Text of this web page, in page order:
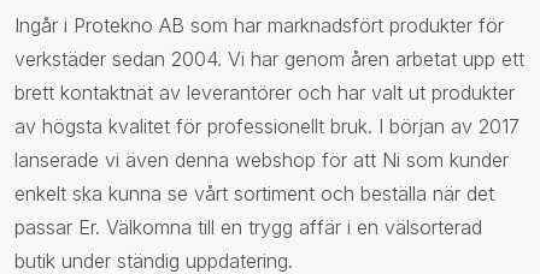
Ingår i Protekno AB som har marknadsfört produkter för
verkstäder sedan 2004. Vi har genom åren arbetat upp ett
brett kontaktnät av leverantörer och har valt ut produkter
av högsta kvalitet för professionellt bruk. I början av 2017
lanserade vi även denna webshop för att Ni som kunder
enkelt ska kunna se vårt sortiment och beställa när det
passar Er. Välkomna till en trygg affär i en välsorterad
butik under ständig uppdatering.